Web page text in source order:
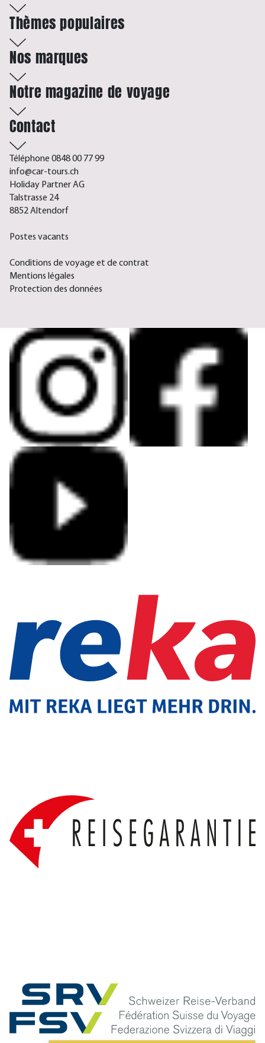
Thèmes populaires
Nos marques
Notre magazine de voyage
Contact
Téléphone 0848 00 77 99
info@car-tours.ch
Holiday Partner AG
Talstrasse 24
8852 Altendorf
Postes vacants
Conditions de voyage et de contrat
Mentions légales
Protection des données